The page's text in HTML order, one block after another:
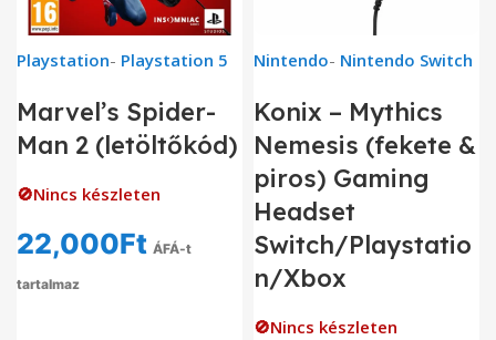
Playstation- Playstation 5
Marvel’s Spider-
Man 2 (letöltőkód)
🚫Nincs készleten
22,000Ft ÁFÁ-t
tartalmaz
Nintendo- Nintendo Switch
Konix – Mythics
Nemesis (fekete &
piros) Gaming
Headset
Switch/Playstatio
n/Xbox
🚫Nincs készleten